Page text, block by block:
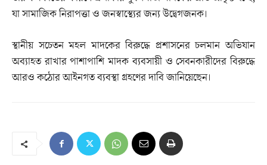
যা সামাজিক নিরাপত্তা ও জনস্বাস্থ্যের জন্য উদ্বেগজনক।
স্থানীয় সচেতন মহল মাদকের বিরুদ্ধে প্রশাসনের চলমান অভিযান
অব্যাহত রাখার পাশাপাশি মাদক ব্যবসায়ী ও সেবনকারীদের বিরুদ্ধে
আরও কঠোর আইনগত ব্যবস্থা গ্রহণের দাবি জানিয়েছেন।